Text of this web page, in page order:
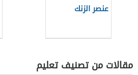
عنصر الزنك
مقالات من تصنيف تعليم